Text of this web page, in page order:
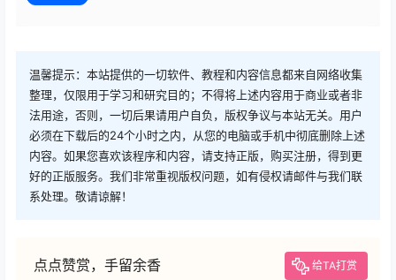
温馨提示：本站提供的一切软件、教程和内容信息都来自网络收集
整理，仅限用于学习和研究目的；不得将上述内容用于商业或者非
法用途，否则，一切后果请用户自负，版权争议与本站无关。用户
必须在下载后的24个小时之内，从您的电脑或手机中彻底删除上述
内容。如果您喜欢该程序和内容，请支持正版，购买注册，得到更
好的正版服务。我们非常重视版权问题，如有侵权请邮件与我们联
系处理。敬请谅解！
点点赞赏，手留余香 给TA打赏